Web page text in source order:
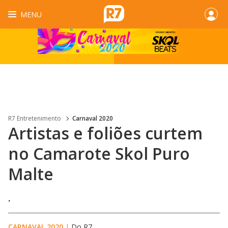
MENU
R7 Entretenimento Carnaval 2020
Artistas e foliões curtem
no Camarote Skol Puro
Malte
.